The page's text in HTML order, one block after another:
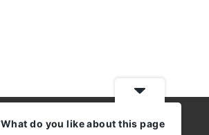
What do you like about this page?